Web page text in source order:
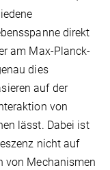
direkt
am Max-Planck-
dies
auf der
von
lässt. Dabei ist
nicht auf
von Mechanismen